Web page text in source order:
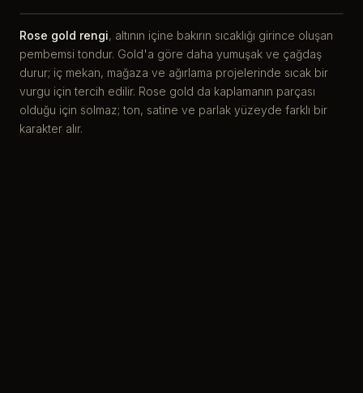
Rose gold rengi, altının içine bakırın sıcaklığı girince oluşan
pembemsi tondur. Gold'a göre daha yumuşak ve çağdaş
durur; iç mekan, mağaza ve ağırlama projelerinde sıcak bir
vurgu için tercih edilir. Rose gold da kaplamanın parçası
olduğu için solmaz; ton, satine ve parlak yüzeyde farklı bir
karakter alır.